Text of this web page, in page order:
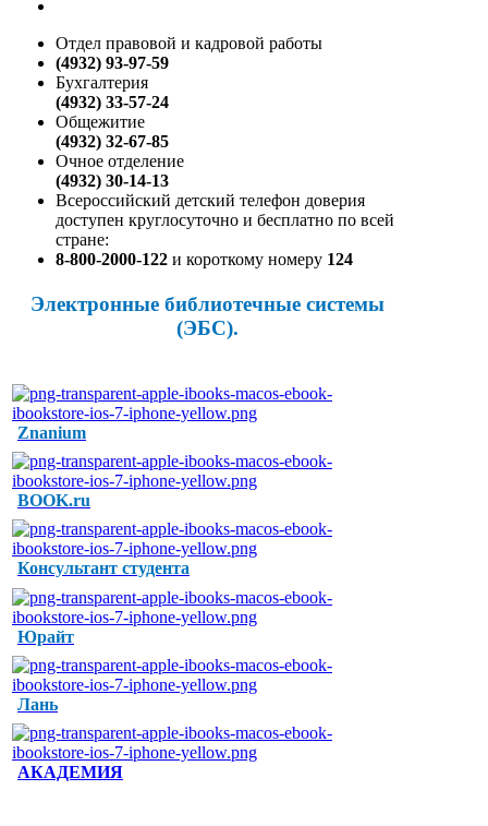
Отдел правовой и кадровой работы
(4932) 93-97-59
Бухгалтерия
(4932) 33-57-24
Общежитие
(4932) 32-67-85
Очное отделение
(4932) 30-14-13
Всероссийский детский телефон доверия
доступен круглосуточно и бесплатно по всей
стране:
8-800-2000-122 и короткому номеру 124
Электронные библиотечные системы
(ЭБС).
Znanium
BOOK.ru
Консультант студента
Юрайт
Лань
АКАДЕМИЯ